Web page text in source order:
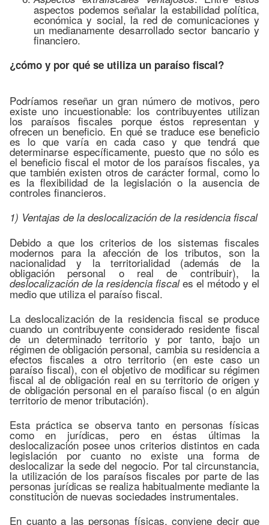
aspectos podemos señalar la estabilidad política,
económica y social, la red de comunicaciones y
un medianamente desarrollado sector bancario y
financiero.
¿cómo y por qué se utiliza un paraíso fiscal?
Podríamos reseñar un gran número de motivos, pero
existe uno incuestionable: los contribuyentes utilizan
los paraísos fiscales porque éstos representan y
ofrecen un beneficio. En qué se traduce ese beneficio
es lo que varía en cada caso y que tendrá que
determinarse específicamente, puesto que no sólo es
el beneficio fiscal el motor de los paraísos fiscales, ya
que también existen otros de carácter formal, como lo
es la flexibilidad de la legislación o la ausencia de
controles financieros.
1) Ventajas de la deslocalización de la residencia fiscal
Debido a que los criterios de los sistemas fiscales
modernos para la afección de los tributos, son la
nacionalidad y la territorialidad (además de la
obligación personal o real de contribuir), la
deslocalización de la residencia fiscales el método y el
medio que utiliza el paraíso fiscal.
La deslocalización de la residencia fiscal se produce
cuando un contribuyente considerado residente fiscal
de un determinado territorio y por tanto, bajo un
régimen de obligación personal, cambia su residencia a
efectos fiscales a otro territorio (en este caso un
paraíso fiscal), con el objetivo de modificar su régimen
fiscal al de obligación real en su territorio de origen y
de obligación personal en el paraíso fiscal (o en algún
territorio de menor tributación).
Esta práctica se observa tanto en personas físicas
como en jurídicas, pero en éstas últimas la
deslocalización posee unos criterios distintos en cada
legislación por cuanto no existe una forma de
deslocalizar la sede del negocio. Por tal circunstancia,
la utilización de los paraísos fiscales por parte de las
personas jurídicas se realiza habitualmente mediante la
constitución de nuevas sociedades instrumentales.
En cuanto a las personas físicas, conviene decir que